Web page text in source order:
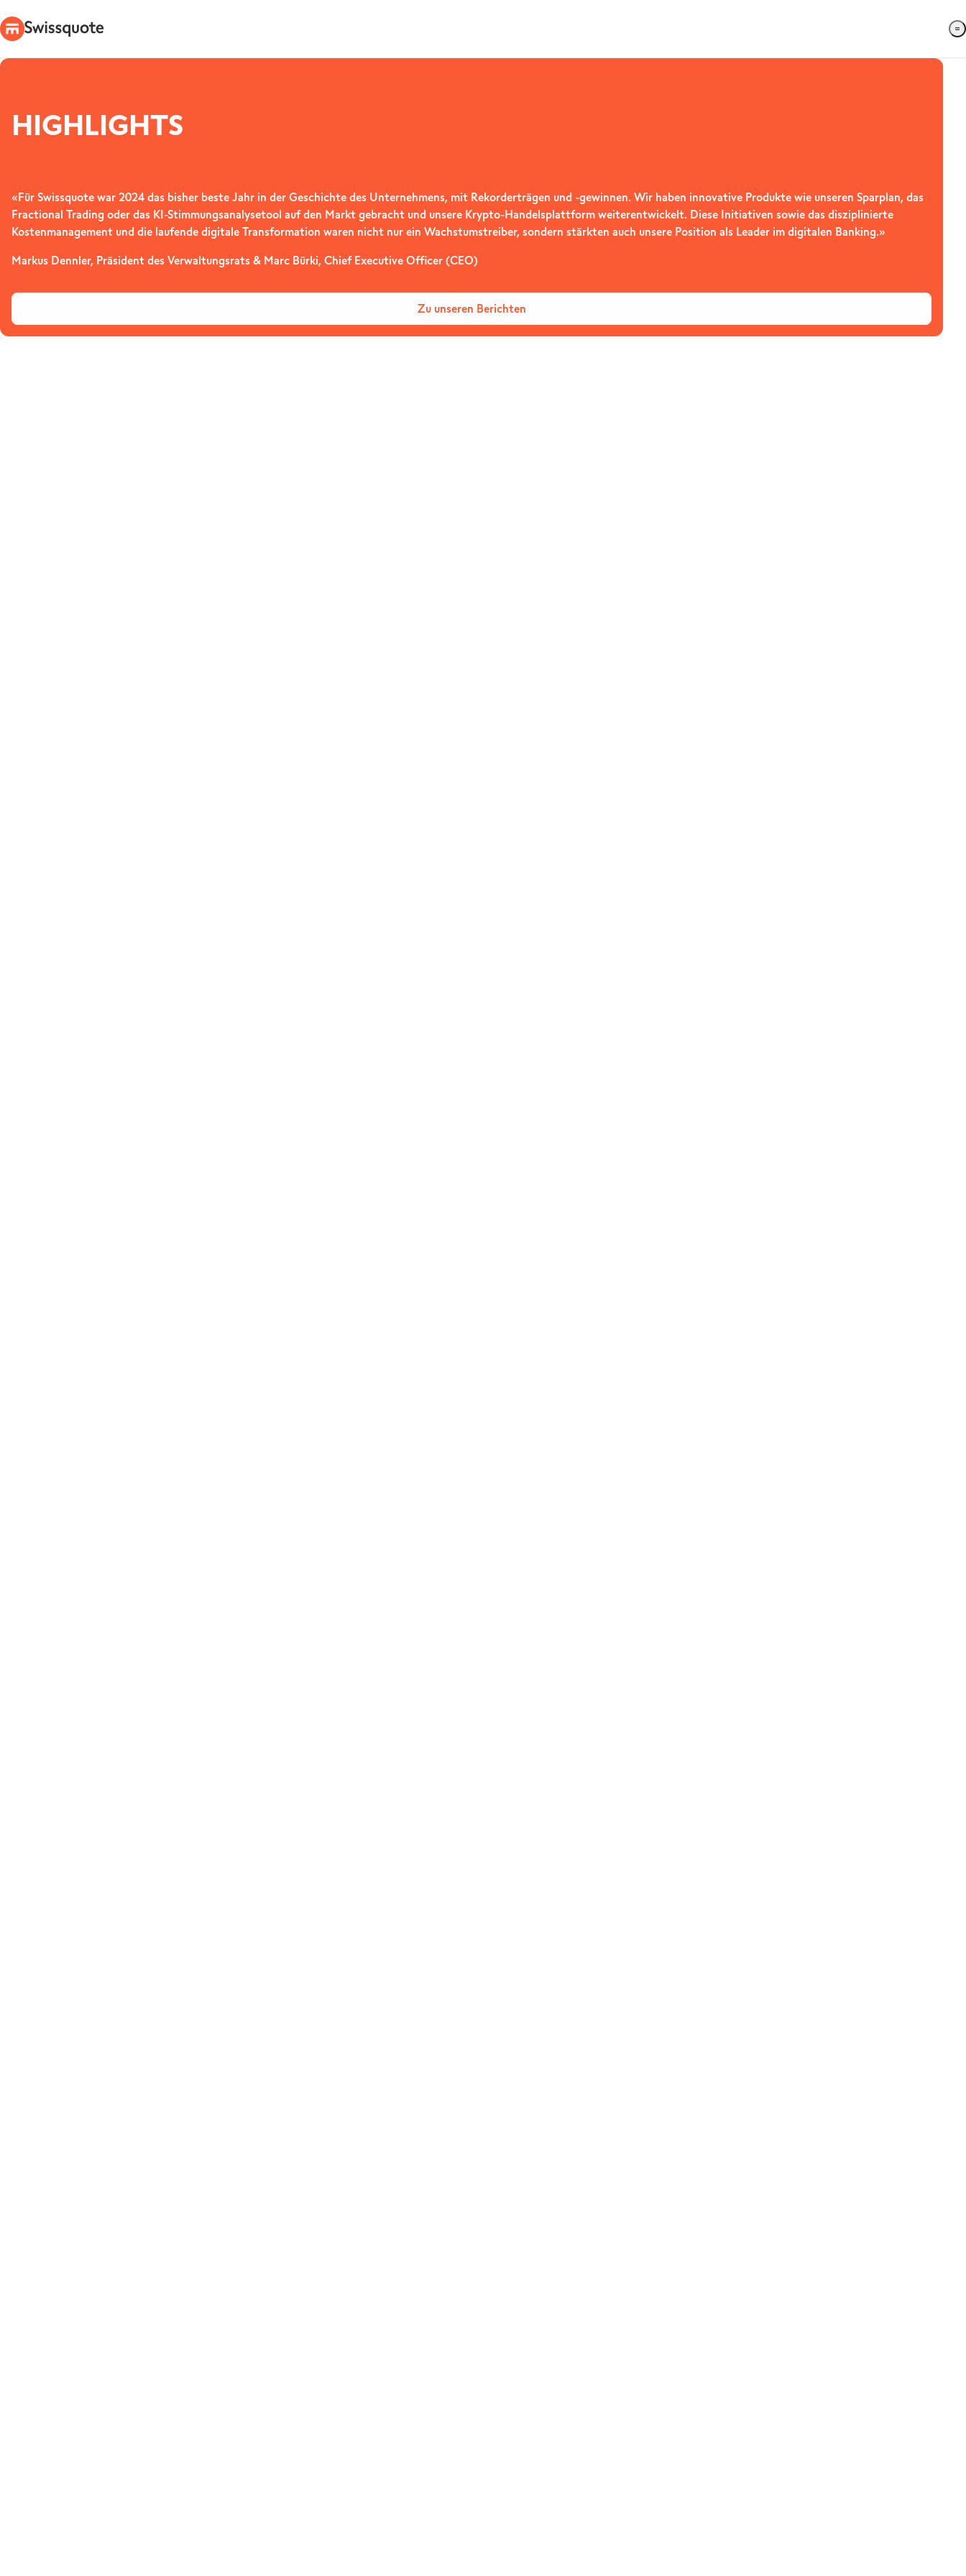
HIGHLIGHTS
«Für Swissquote war 2024 das bisher beste Jahr in der Geschichte des Unternehmens, mit Rekorderträgen und -gewinnen. Wir haben innovative Produkte wie unseren Sparplan, das
Fractional Trading oder das KI-Stimmungsanalysetool auf den Markt gebracht und unsere Krypto-Handelsplattform weiterentwickelt. Diese Initiativen sowie das disziplinierte
Kostenmanagement und die laufende digitale Transformation waren nicht nur ein Wachstumstreiber, sondern stärkten auch unsere Position als Leader im digitalen Banking.»
Markus Dennler, Präsident des Verwaltungsrats ​​& Marc Bürki, Chief Executive Officer (CEO)
Zu unseren Berichten